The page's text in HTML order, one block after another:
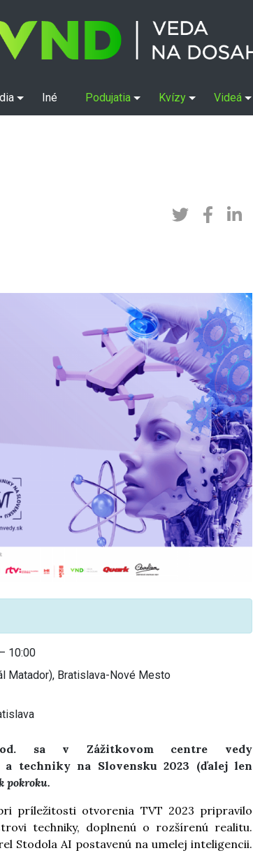
Iné Podujatia Kvízy Videá
10:00
Matador), Bratislava-Nové Mesto
sa v Zážitkovom centre vedy
a techniky na Slovensku 2023 (ďalej len
pokroku.
príležitosti otvorenia TVT 2023 pripravilo
techniky, doplnenú o rozšírenú realitu.
Stodola AI postavenú na umelej inteligencii.